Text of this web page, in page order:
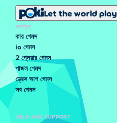
Let the world play
জনপ্রিয়
কার গেমস
io গেমস
2 প্লেয়ার গেমস
পাজল গেমস
ড্রেস আপ গেমস
সব গেমস
HELP AND SUPPORT